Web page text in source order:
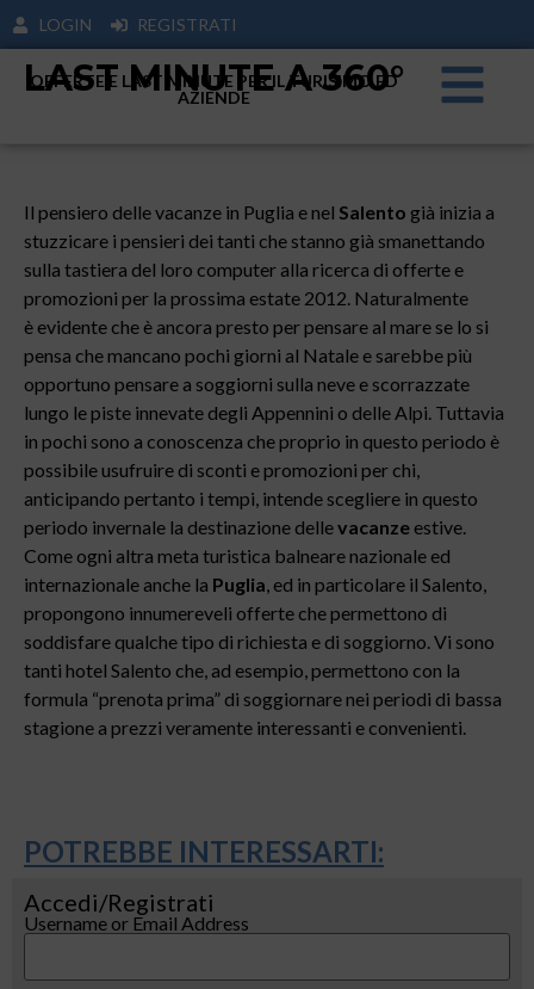
LOGIN REGISTRATI
LAST MINUTE A 360°
OFFERTE E LAST MINUTE PER IL TURISIMO ED
AZIENDE
Il pensiero delle vacanze in Puglia e nel Salento già inizia a
stuzzicare i pensieri dei tanti che stanno già smanettando
sulla tastiera del loro computer alla ricerca di offerte e
promozioni per la prossima estate 2012. Naturalmente
è evidente che è ancora presto per pensare al mare se lo si
pensa che mancano pochi giorni al Natale e sarebbe più
opportuno pensare a soggiorni sulla neve e scorrazzate
lungo le piste innevate degli Appennini o delle Alpi. Tuttavia
in pochi sono a conoscenza che proprio in questo periodo è
possibile usufruire di sconti e promozioni per chi,
anticipando pertanto i tempi, intende scegliere in questo
periodo invernale la destinazione dellevacanze estive.
Come ogni altra meta turistica balneare nazionale ed
internazionale anche la Puglia, ed in particolare il Salento,
propongono innumereveli offerte che permettono di
soddisfare qualche tipo di richiesta e di soggiorno. Vi sono
tanti hotel Salento che, ad esempio, permettono con la
formula “prenota prima” di soggiornare nei periodi di bassa
stagione a prezzi veramente interessanti e convenienti.
POTREBBE INTERESSARTI:
Accedi/Registrati
Username or Email Address